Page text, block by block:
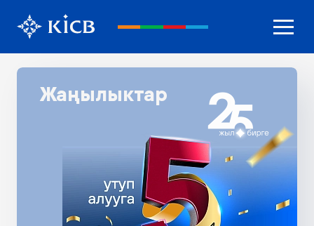
Жаңылыктар